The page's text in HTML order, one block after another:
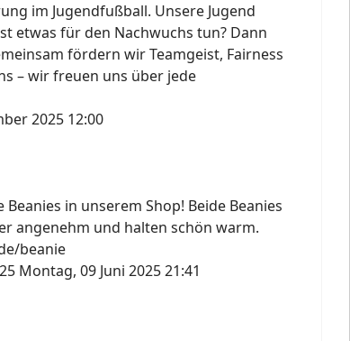
im Jugendfußball. Unsere Jugend
etwas für den Nachwuchs tun? Dann
fördern wir Teamgeist, Fairness
– wir freuen uns über jede
2025 12:00
in unserem Shop! Beide Beanies
angenehm und halten schön warm.
beanie
Montag, 09 Juni 2025 21:41